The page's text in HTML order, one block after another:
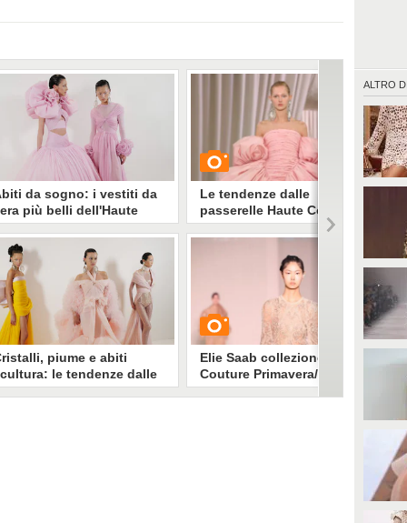
ALTRO DI
da sogno: i vestiti da
più belli dell'Haute
Primavera/Estate
sfilate di Parigi si sono
lasciandoci negli occhi
da sogno: in attesa di
sul red carpet, ecco gli
d'Alta Moda
Estate 2023 di cui
piume e abiti
le tendenze dalle
Haute Couture di
Le tendenze dalle
passerelle Haute Couture
Primavera/Estate 2023
10196 • diStile e trend
Elie Saab collezione Haute
Couture Primavera/Estate
2023